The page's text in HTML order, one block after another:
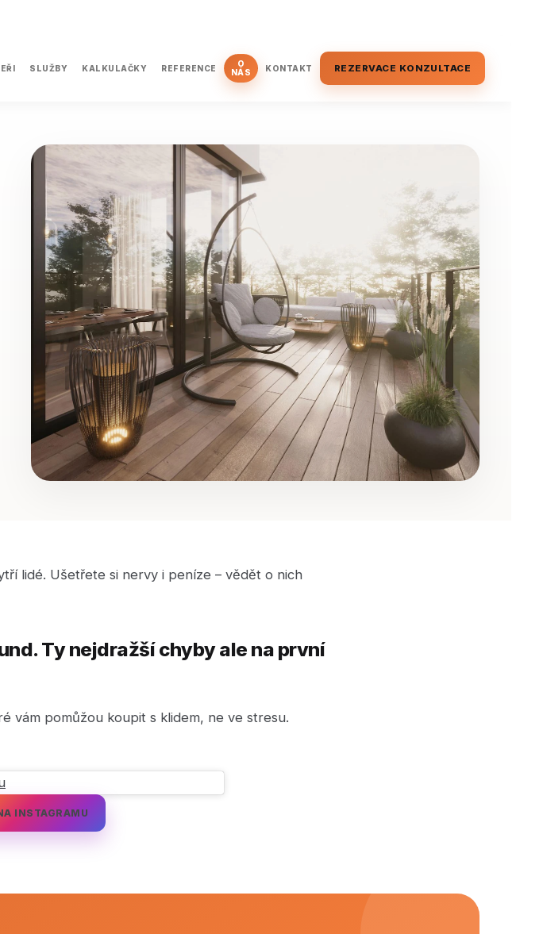
SLUŽBY KALKULAČKY REFERENCE
O
NÁS
KONTAKT REZERVACE KONZULTACE
lidé. Ušetřete si nervy i peníze – vědět o nich
Ty nejdražší chyby ale na první
vám pomůžou koupit s klidem, ne ve stresu.
INSTAGRAMU